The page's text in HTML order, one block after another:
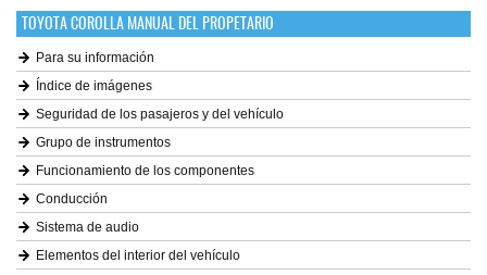
TOYOTA COROLLA MANUAL DEL PROPETARIO
Para su información
Índice de imágenes
Seguridad de los pasajeros y del vehículo
Grupo de instrumentos
Funcionamiento de los componentes
Conducción
Sistema de audio
Elementos del interior del vehículo